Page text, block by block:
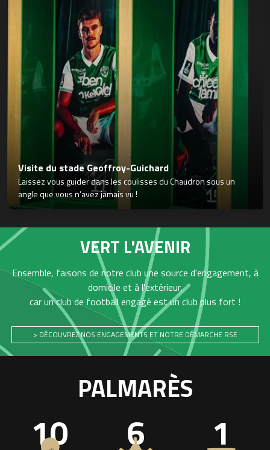
Visite du stade Geoffroy-Guichard
Laissez vous guider dans les coulisses du Chaudron sous un
angle que vous n’avez jamais vu !
VERT L'AVENIR
Ensemble, faisons de notre club une source d'engagement, à
domicile et à l'extérieur,
car un club de football engagé est un club plus fort !
> DÉCOUVREZ NOS ENGAGEMENTS ET NOTRE DÉMARCHE RSE
PALMARÈS
10 6 1